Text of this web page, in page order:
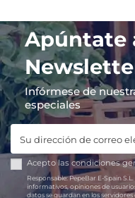
Apúntate
Infórmese de
especiales
Acepto las condiciones
Responsable:PepeBar E-Spain S.L.
informativos, opiniones de
datos se guardan en los